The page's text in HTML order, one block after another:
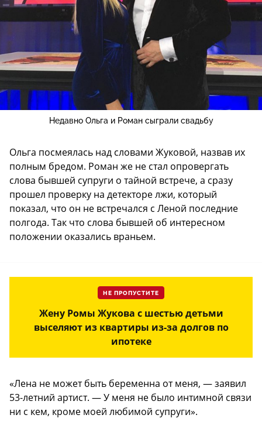
Недавно Ольга и Роман сыграли свадьбу
Ольга посмеялась над словами Жуковой, назвав их
полным бредом. Роман же не стал опровергать
слова бывшей супруги о тайной встрече, а сразу
прошел проверку на детекторе лжи, который
показал, что он не встречался с Леной последние
полгода. Так что слова бывшей об интересном
положении оказались враньем.
НЕ ПРОПУСТИТЕ
Жену Ромы Жукова с шестью детьми
выселяют из квартиры из-за долгов по
ипотеке
«Лена не может быть беременна от меня, — заявил
53-летний артист. — У меня не было интимной связи
ни с кем, кроме моей любимой супруги».